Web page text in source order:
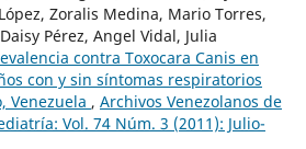
Zoralis Medina, Mario Torres,
Pérez, Angel Vidal, Julia
contra Toxocara Canis en
con y sin síntomas respiratorios
Venezuela , Archivos Venezolanos de
Vol. 74 Núm. 3 (2011): Julio-